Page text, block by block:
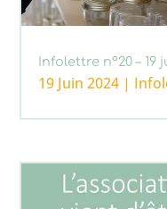
Infolettre n°20 – 19
19 Juin 2024 |